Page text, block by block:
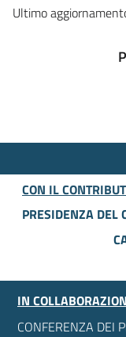
Ultimo
CON IL
PRESIDENZA DEL
IN
CONFERENZA DEI